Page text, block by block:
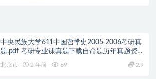
中央民族大学611中国哲学史2005-2006考研真
题.pdf 考研专业课真题下载自命题历年真题资
北京市 2 年前 89 2.9